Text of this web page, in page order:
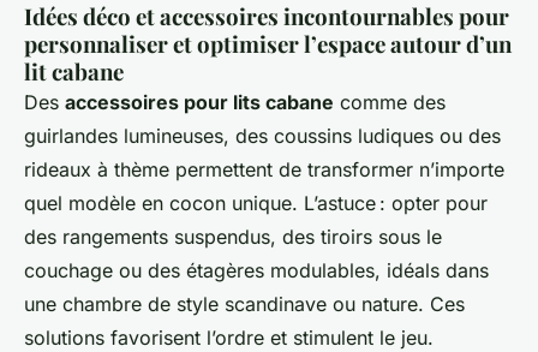
Idées déco et accessoires incontournables pour
personnaliser et optimiser l’espace autour d’un
lit cabane
Des accessoires pour lits cabane comme des
guirlandes lumineuses, des coussins ludiques ou des
rideaux à thème permettent de transformer n’importe
quel modèle en cocon unique. L’astuce : opter pour
des rangements suspendus, des tiroirs sous le
couchage ou des étagères modulables, idéals dans
une chambre de style scandinave ou nature. Ces
solutions favorisent l’ordre et stimulent le jeu.